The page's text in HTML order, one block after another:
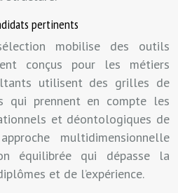
pertinents
mobilise des outils
conçus pour les métiers
utilisent des grilles de
qui prennent en compte les
et déontologiques de
multidimensionnelle
équilibrée qui dépasse la
et de l’expérience.